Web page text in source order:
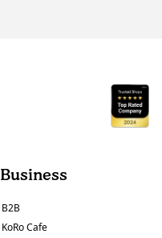
Business
B2B
KoRo Cafe